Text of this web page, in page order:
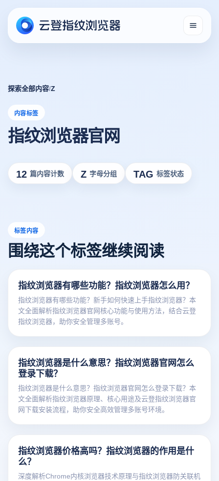
探索全部内容/Z
内容标签
指纹浏览器官网
12 篇内容计数 Z 字母分组 TAG 标签状态
标签内容
围绕这个标签继续阅读
指纹浏览器有哪些功能？指纹浏览器怎么用？
指纹浏览器有哪些功能？新手如何快速上手指纹浏览器？本
文全面解析指纹浏览器官网核心功能与使用方法，结合云登
指纹浏览器，助你安全管理多账号。
指纹浏览器是什么意思？指纹浏览器官网怎么
登录下载？
指纹浏览器是什么意思？指纹浏览器官网怎么登录下载？本
文全面解析指纹浏览器原理、核心用途及云登指纹浏览器官
网下载安装流程，助你安全高效管理多账号环境。
指纹浏览器价格高吗？指纹浏览器的作用是什
么？
深度解析Chrome内核浏览器技术原理与指纹浏览器防关联机